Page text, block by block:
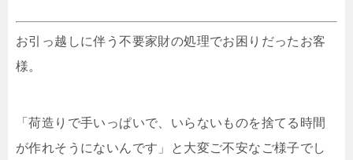
お引っ越しに伴う不要家財の処理でお困りだったお客
様。
「荷造りで手いっぱいで、いらないものを捨てる時間
が作れそうにないんです」と大変ご不安なご様子でし